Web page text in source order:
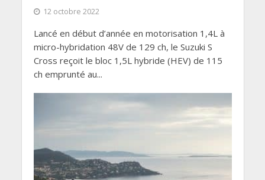
12 octobre 2022
Lancé en début d’année en motorisation 1,4L à
micro-hybridation 48V de 129 ch, le Suzuki S
Cross reçoit le bloc 1,5L hybride (HEV) de 115
ch emprunté au...